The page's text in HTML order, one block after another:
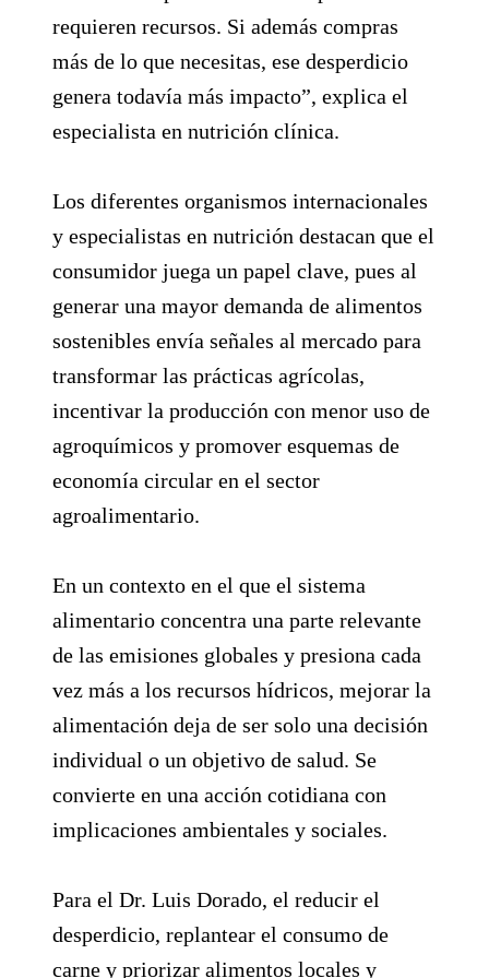
requieren recursos. Si además compras
más de lo que necesitas, ese desperdicio
genera todavía más impacto”, explica el
especialista en nutrición clínica.
Los diferentes organismos internacionales
y especialistas en nutrición destacan que el
consumidor juega un papel clave, pues al
generar una mayor demanda de alimentos
sostenibles envía señales al mercado para
transformar las prácticas agrícolas,
incentivar la producción con menor uso de
agroquímicos y promover esquemas de
economía circular en el sector
agroalimentario.
En un contexto en el que el sistema
alimentario concentra una parte relevante
de las emisiones globales y presiona cada
vez más a los recursos hídricos, mejorar la
alimentación deja de ser solo una decisión
individual o un objetivo de salud. Se
convierte en una acción cotidiana con
implicaciones ambientales y sociales.
Para el Dr. Luis Dorado, el reducir el
desperdicio, replantear el consumo de
carne y priorizar alimentos locales y